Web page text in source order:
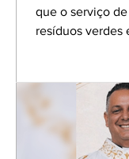
que o serviço
resíduos verdes
feira (22) em
descarte desse
Segundo
administração